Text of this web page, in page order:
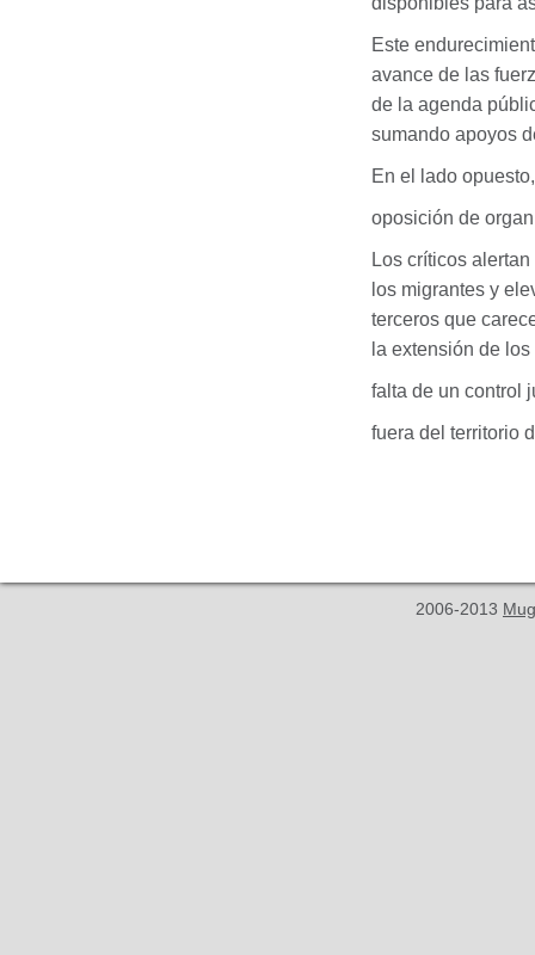
Este
avance de las
de la agenda
sumando apoyos
En el lado
oposición de
Los críticos
los migrantes y
terceros que
la extensión de
falta de un control
fuera del territorio
2006-2013